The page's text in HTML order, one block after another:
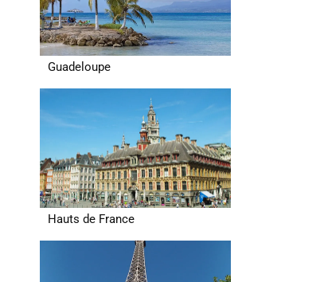
Guadeloupe
Hauts de France